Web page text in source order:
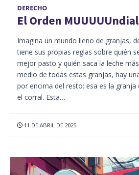
DERECHO
El Orden
Imagina un mundo lleno de granjas,
tiene sus propias reglas sobre quién
mejor pasto y quién saca la leche
medio de todas estas granjas, hay
por encima del resto: esa es la
el corral. Esta…
11 DE ABRIL DE 2025